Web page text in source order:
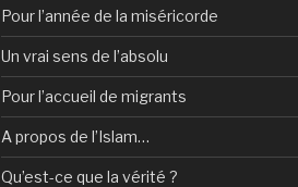
Pour l’année de la miséricorde
Un vrai sens de l’absolu
Pour l’accueil de migrants
A propos de l’Islam…
Qu’est-ce que la vérité ?